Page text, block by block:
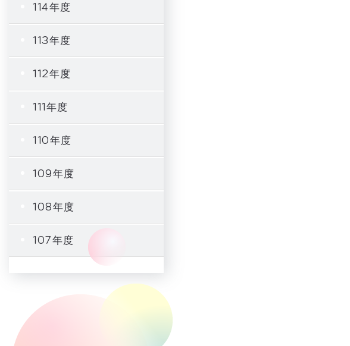
114年度
113年度
112年度
111年度
110年度
109年度
108年度
107年度